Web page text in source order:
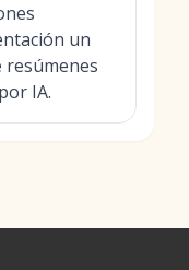
un
resúmenes
IA.